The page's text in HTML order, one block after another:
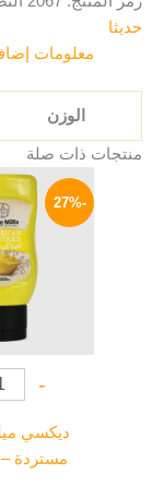
حديثا
معلومات
الوزن
منتجات ذات صلة
-27%
-
ديكسي
مستردة – 250
السعر
الأصلي
هو:
55 EGP.